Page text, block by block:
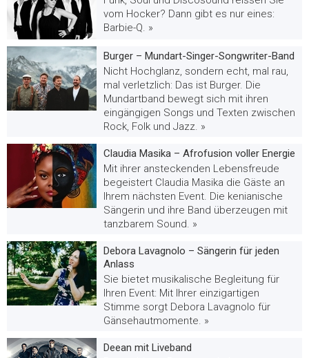
vom Hocker? Dann gibt es nur eines:
Barbie-Q. »
Burger – Mundart-Singer-Songwriter-Band
Nicht Hochglanz, sondern echt, mal rau,
mal verletzlich: Das ist Burger. Die
Mundartband bewegt sich mit ihren
eingängigen Songs und Texten zwischen
Rock, Folk und Jazz. »
Claudia Masika – Afrofusion voller Energie
Mit ihrer ansteckenden Lebensfreude
begeistert Claudia Masika die Gäste an
Ihrem nächsten Event. Die kenianische
Sängerin und ihre Band überzeugen mit
tanzbarem Sound. »
Debora Lavagnolo – Sängerin für jeden
Anlass
Sie bietet musikalische Begleitung für
Ihren Event: Mit Ihrer einzigartigen
Stimme sorgt Debora Lavagnolo für
Gänsehautmomente. »
Deean mit Liveband